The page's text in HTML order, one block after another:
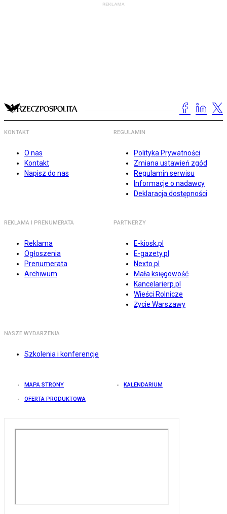
KONTAKT
O nas
Kontakt
Napisz do nas
REGULAMIN
Polityka Prywatności
Zmiana ustawień zgód
Regulamin serwisu
Informacje o nadawcy
Deklaracja dostępności
REKLAMA I PRENUMERATA
Reklama
Ogłoszenia
Prenumerata
Archiwum
PARTNERZY
E-kiosk.pl
E-gazety.pl
Nexto.pl
Mała księgowość
Kancelarierp.pl
Wieści Rolnicze
Życie Warszawy
NASZE WYDARZENIA
Szkolenia i konferencje
MAPA STRONY KALENDARIUM
OFERTA PRODUKTOWA